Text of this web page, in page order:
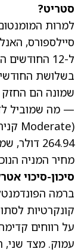
סטריט?
שמונה הם החזק
— מה שמוביל
(Moderate קניה).
264.94 דולר
מחיר המניה
סיכון-סיכוי
ברמה
על רווחים
עמוק. מצד